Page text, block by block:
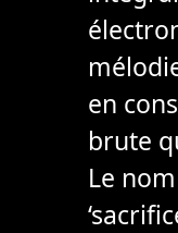
en
brute
Le